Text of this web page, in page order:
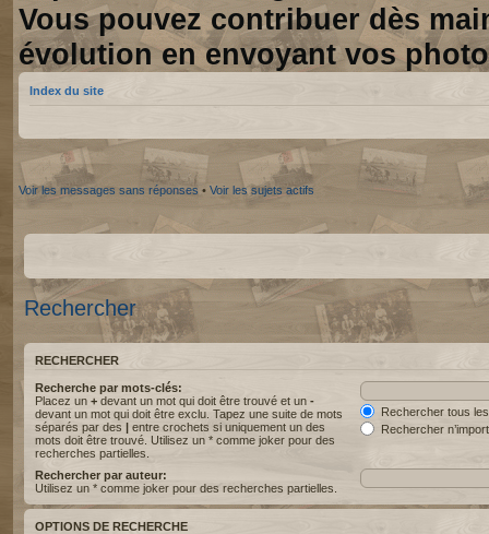
Vous pouvez contribuer dès
évolution en envoyant vos
Index du site
Voir les messages sans réponses • Voir les sujets actifs
Rechercher
RECHERCHER
Recherche par mots-clés:
Placez un + devant un mot qui doit être trouvé et un -
devant un mot qui doit être exclu. Tapez une suite de mots
séparés par des | entre crochets si uniquement un des
mots doit être trouvé. Utilisez un * comme joker pour des
recherches partielles.
Rechercher tous
Rechercher
Rechercher par auteur:
Utilisez un * comme joker pour des recherches partielles.
OPTIONS DE RECHERCHE